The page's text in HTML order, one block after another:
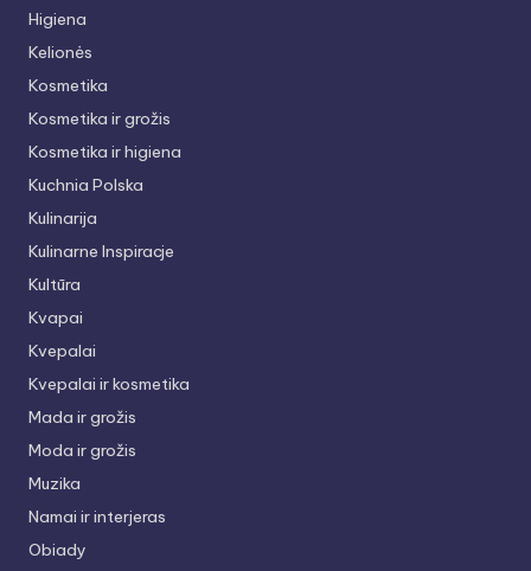
Higiena
Kelionės
Kosmetika
Kosmetika ir grožis
Kosmetika ir higiena
Kuchnia Polska
Kulinarija
Kulinarne Inspiracje
Kultūra
Kvapai
Kvepalai
Kvepalai ir kosmetika
Mada ir grožis
Moda ir grožis
Muzika
Namai ir interjeras
Obiady